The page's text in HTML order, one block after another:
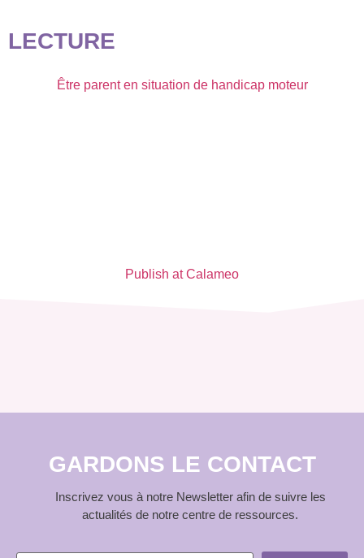
LECTURE
Être parent en situation de handicap moteur
Publish at Calameo
GARDONS LE CONTACT
Inscrivez vous à notre Newsletter afin de suivre les
actualités de notre centre de ressources.